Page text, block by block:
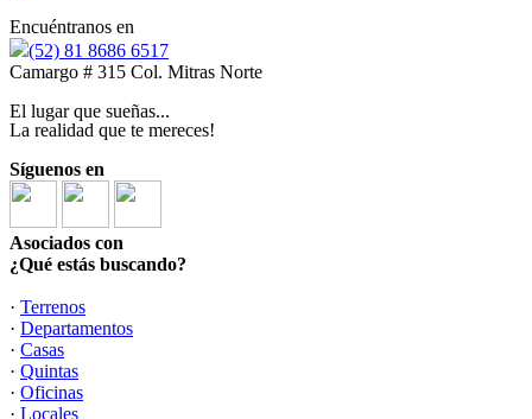
Encuéntranos en
(52) 81 8686 6517
Camargo # 315 Col. Mitras Norte
El lugar que sueñas...
La realidad que te mereces!
Síguenos en
Asociados con
¿Qué estás buscando?
· Terrenos
· Departamentos
· Casas
· Quintas
· Oficinas
· Locales